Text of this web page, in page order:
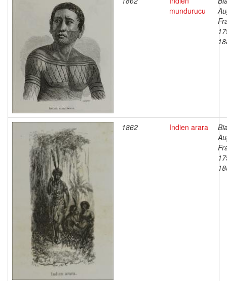
mundurucu
1862 Indien arara